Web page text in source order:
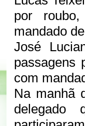
por
mandado
José
passagens
com
Na manhã
delegado